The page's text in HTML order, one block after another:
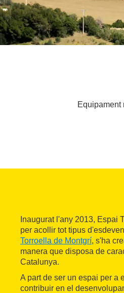
Equipament
Inaugurat l'any 2013, Espai
per acollir tot tipus
Torroella de Montgrí, s'ha
manera que disposa de
Catalunya.
A part de ser un espai per a
contribuir en el